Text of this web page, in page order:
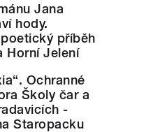
Jana
hody.
příběh
Horní Jelení
Ochranné
Školy čar a
-
Staropacku